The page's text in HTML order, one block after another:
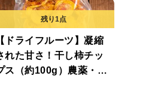
【ドライフルーツ】凝縮
れた甘さ！干し柿チッ
ス（約100g）農薬・化